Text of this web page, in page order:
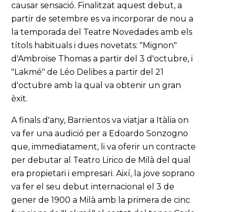
causar sensació. Finalitzat aquest debut, a
partir de setembre es va incorporar de nou a
la temporada del Teatre Novedades amb els
títols habituals i dues novetats: "Mignon"
d'Ambroise Thomas a partir del 3 d'octubre, i
"Lakmé" de Léo Delibes a partir del 21
d'octubre amb la qual va obtenir un gran
èxit.
A finals d'any, Barrientos va viatjar a Itàlia on
va fer una audició per a Edoardo Sonzogno
que, immediatament, li va oferir un contracte
per debutar al Teatro Lirico de Milà del qual
era propietari i empresari. Així, la jove soprano
va fer el seu debut internacional el 3 de
gener de 1900 a Milà amb la primera de cinc